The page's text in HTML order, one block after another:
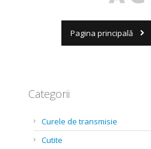
Pagina principală
Categorii
Curele de transmisie
Cutite